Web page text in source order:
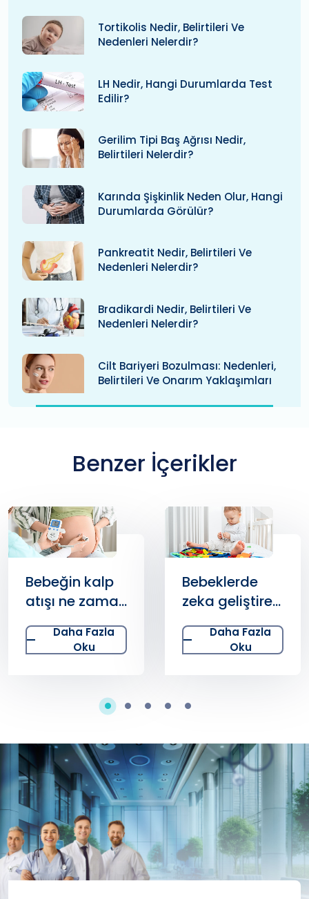
Tortikolis Nedir, Belirtileri Ve
Nedenleri Nelerdir?
LH Nedir, Hangi Durumlarda Test
Edilir?
Gerilim Tipi Baş Ağrısı Nedir,
Belirtileri Nelerdir?
Karında Şişkinlik Neden Olur, Hangi
Durumlarda Görülür?
Pankreatit Nedir, Belirtileri Ve
Nedenleri Nelerdir?
Bradikardi Nedir, Belirtileri Ve
Nedenleri Nelerdir?
Cilt Bariyeri Bozulması: Nedenleri,
Belirtileri Ve Onarım Yaklaşımları
Benzer İçerikler
Bebeğin kalp
atışı ne zaman
duyulur?
Gebelikte kalp
atışı kaçıncı
Daha Fazla
Oku
Bebeklerde
zeka geliştiren
aktiviteler
nelerdir?
Bebek zekası
geliştirilir?
Daha Fazla
Oku